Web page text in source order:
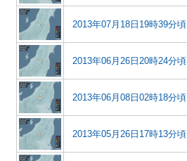
2013年07月18日19時39分頃
2013年06月26日20時24分頃
2013年06月08日02時18分頃
2013年05月26日17時13分頃